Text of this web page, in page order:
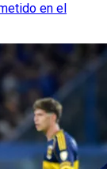
en el